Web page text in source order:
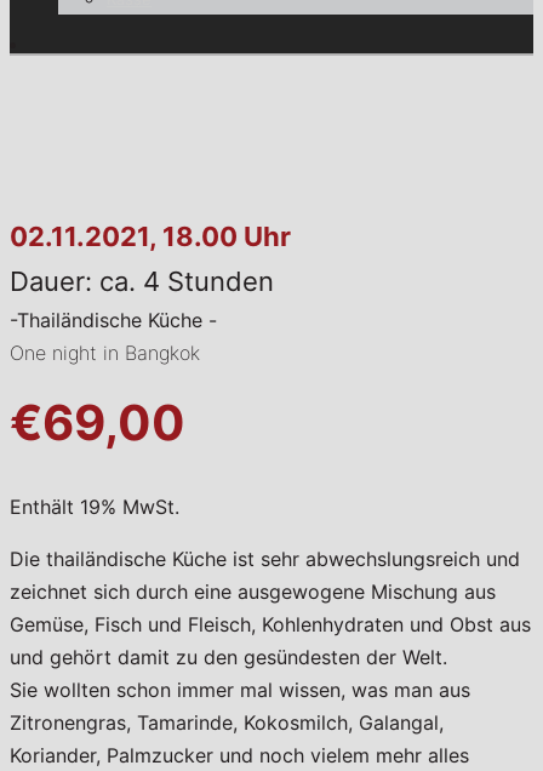
02.11.2021, 18.00 Uhr
Dauer: ca. 4 Stunden
-Thailändische Küche -
One night in Bangkok
€69,00
Enthält 19% MwSt.
Die thailändische Küche ist sehr abwechslungsreich und
zeichnet sich durch eine ausgewogene Mischung aus
Gemüse, Fisch und Fleisch, Kohlenhydraten und Obst aus
und gehört damit zu den gesündesten der Welt.
Sie wollten schon immer mal wissen, was man aus
Zitronengras, Tamarinde, Kokosmilch, Galangal,
Koriander, Palmzucker und noch vielem mehr alles